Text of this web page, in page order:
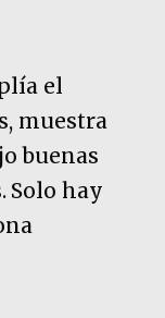
el
muestra
buenas
Solo hay